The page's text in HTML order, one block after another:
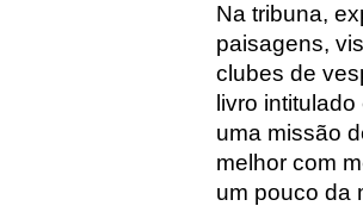
Na tribuna,
paisagens,
clubes de
livro
uma missão
melhor com
um pouco da